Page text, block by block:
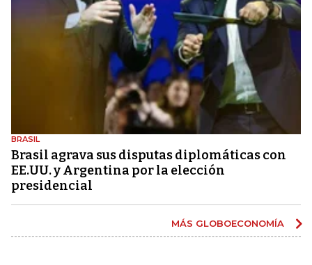
BRASIL
Brasil agrava sus disputas diplomáticas con
EE.UU. y Argentina por la elección
presidencial
MÁS GLOBOECONOMÍA